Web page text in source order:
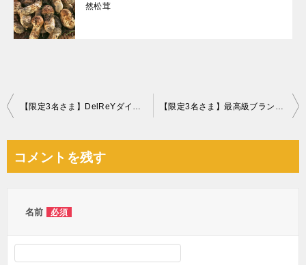
然松茸
投
ビ
コメントを残す
名前 必須